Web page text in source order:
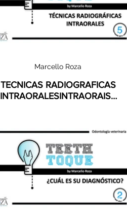
04:19
Marcello Roza
TECNICAS RADIOGRAFICAS
INTRAORALESINTRAORAIS -
03:24